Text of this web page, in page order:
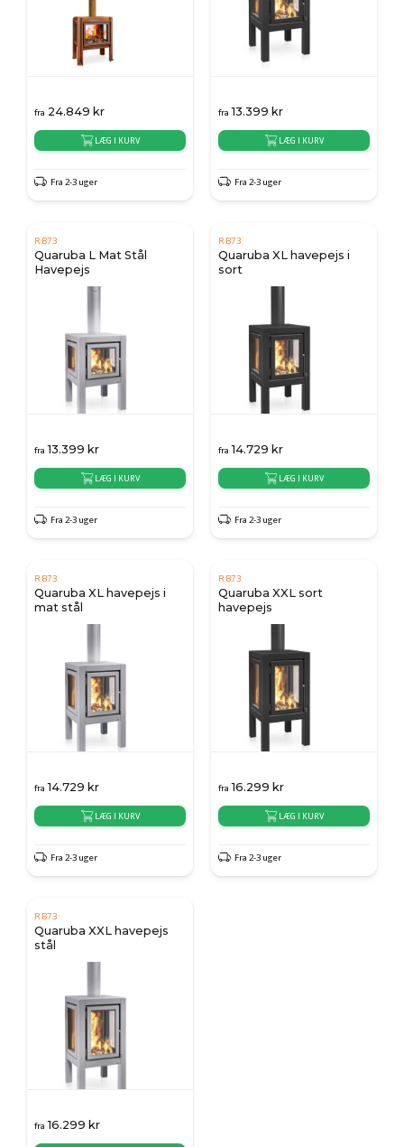
fra 24.849 kr
LÆG I KURV
Fra 2-3 uger
fra 13.399 kr
LÆG I KURV
Fra 2-3 uger
RB73
Quaruba L Mat Stål
Havepejs
fra 13.399 kr
LÆG I KURV
Fra 2-3 uger
RB73
Quaruba XL havepejs i
sort
fra 14.729 kr
LÆG I KURV
Fra 2-3 uger
RB73
Quaruba XL havepejs i
mat stål
fra 14.729 kr
LÆG I KURV
Fra 2-3 uger
RB73
Quaruba XXL sort
havepejs
fra 16.299 kr
LÆG I KURV
Fra 2-3 uger
RB73
Quaruba XXL havepejs
stål
fra 16.299 kr